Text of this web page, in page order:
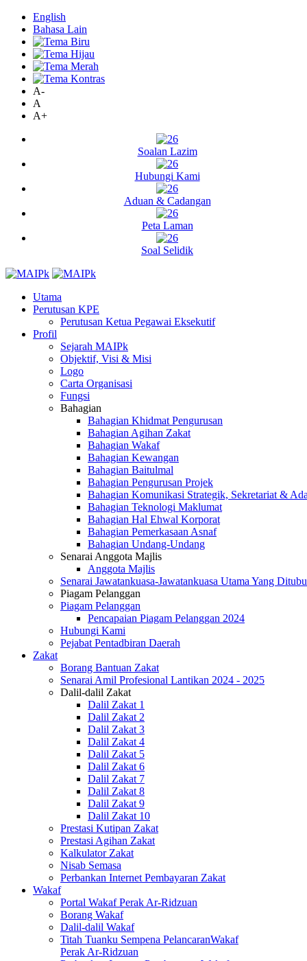
English
Bahasa Lain
A-
A
A+
Soalan Lazim
Hubungi Kami
Aduan & Cadangan
Peta Laman
Soal Selidik
Utama
Perutusan KPE
Perutusan Ketua Pegawai Eksekutif
Profil
Sejarah MAIPk
Objektif, Visi & Misi
Logo
Carta Organisasi
Fungsi
Bahagian
Bahagian Khidmat Pengurusan
Bahagian Agihan Zakat
Bahagian Wakaf
Bahagian Kewangan
Bahagian Baitulmal
Bahagian Pengurusan Projek
Bahagian Komunikasi Strategik, Sekretariat &
Bahagian Teknologi Maklumat
Bahagian Hal Ehwal Korporat
Bahagian Pemerkasaan Asnaf
Bahagian Undang-Undang
Senarai Anggota Majlis
Anggota Majlis
Senarai Jawatankuasa-Jawatankuasa Utama Yang
Piagam Pelanggan
Piagam Pelanggan
Pencapaian Piagam Pelanggan 2024
Hubungi Kami
Pejabat Pentadbiran Daerah
Zakat
Borang Bantuan Zakat
Senarai Amil Profesional Lantikan 2024 - 2025
Dalil-dalil Zakat
Dalil Zakat 1
Dalil Zakat 2
Dalil Zakat 3
Dalil Zakat 4
Dalil Zakat 5
Dalil Zakat 6
Dalil Zakat 7
Dalil Zakat 8
Dalil Zakat 9
Dalil Zakat 10
Prestasi Kutipan Zakat
Prestasi Agihan Zakat
Kalkulator Zakat
Nisab Semasa
Perbankan Internet Pembayaran Zakat
Wakaf
Portal Wakaf Perak Ar-Ridzuan
Borang Wakaf
Dalil-dalil Wakaf
Titah Tuanku Sempena PelancaranWakaf
Perak Ar-Ridzuan